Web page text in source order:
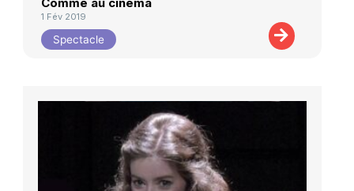
1 Fév 2019
Spectacle